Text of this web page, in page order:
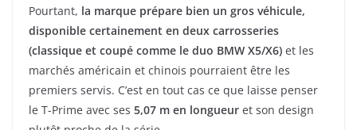
Pourtant, la marque prépare bien un gros véhicule,
disponible certainement en deux carrosseries
(classique et coupé comme le duo BMW X5/X6) et les
marchés américain et chinois pourraient être les
premiers servis. C’est en tout cas ce que laisse penser
le T-Prime avec ses 5,07 m en longueur et son design